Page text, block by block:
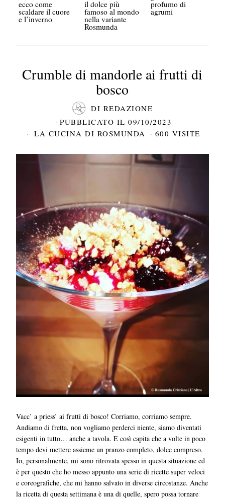
ecco come
scaldare il cuore
e l’inverno
il dolce più
famoso al mondo
nella variante
Rosmunda
profumo di
agrumi
Crumble di mandorle ai frutti di
bosco
DI REDAZIONE
PUBBLICATO IL 09/10/2023
LA CUCINA DI ROSMUNDA
600 VISITE
Vacc’ a priess’ ai frutti di bosco! Corriamo, corriamo sempre.
Andiamo di fretta, non vogliamo perderci niente, siamo diventati
esigenti in tutto… anche a tavola. E così capita che a volte in poco
tempo devi mettere assieme un pranzo completo, dolce compreso.
Io, personalmente, mi sono ritrovata spesso in questa situazione ed
è per questo che ho messo appunto una serie di ricette super veloci
e coreografiche, che mi hanno salvato in diverse circostanze. Anche
la ricetta di questa settimana è una di quelle, spero possa tornare